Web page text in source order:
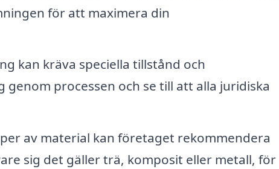
för att maximera din
kan kräva speciella tillstånd och
processen och se till att alla juridiska
av material kan företaget rekommendera
sig det gäller trä, komposit eller metall, för